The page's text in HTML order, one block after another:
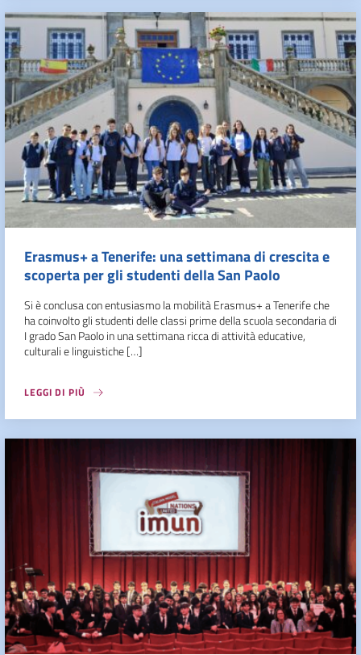
Erasmus+ a Tenerife: una settimana di crescita e
scoperta per gli studenti della San Paolo
Si è conclusa con entusiasmo la mobilità Erasmus+ a Tenerife che
ha coinvolto gli studenti delle classi prime della scuola secondaria di
I grado San Paolo in una settimana ricca di attività educative,
culturali e linguistiche […]
LEGGI DI PIÙ